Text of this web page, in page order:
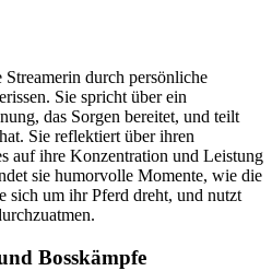
durch persönliche
Sie spricht über ein
das Sorgen bereitet, und teilt
Sie reflektiert über ihren
auf ihre Konzentration und Leistung
sie humorvolle Momente, wie die
sich um ihr Pferd dreht, und nutzt
Bosskämpfe